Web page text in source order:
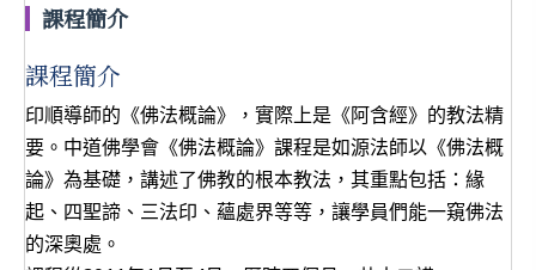
課程簡介
課程簡介
印順導師的《佛法概論》，實際上是《阿含經》的教法精
要。中道佛學會《佛法概論》課程是如源法師以《佛法概
論》為基礎，講述了佛教的根本教法，其重點包括：緣
起、四聖諦、三法印、蘊處界等等，讓學員們能一窺佛法
的深奧處。